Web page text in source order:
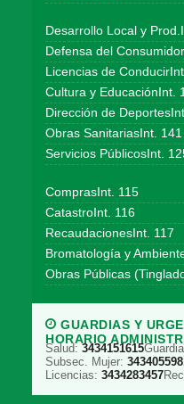
Desarrollo Local y
Defensa del
Licencias de
Cultura y EducaciónInt.
Dirección de
Obras SanitariasInt. 141
Servicios PúblicosInt.
ComprasInt. 115
CatastroInt. 116
RecaudacionesInt. 117
Bromatología y
Obras Públicas
GUARDIAS Y
HORARIO
Salud: 3434151615
Subsec. Mujer:
Licencias: 3434283457